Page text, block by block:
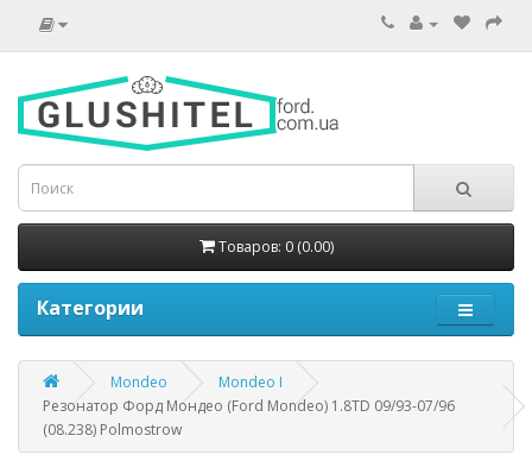
Товаров: 0 (0.00)
Категории
Mondeo
Mondeo I
Резонатор Форд Мондео (Ford Mondeo) 1.8TD 09/93-07/96
(08.238) Polmostrow